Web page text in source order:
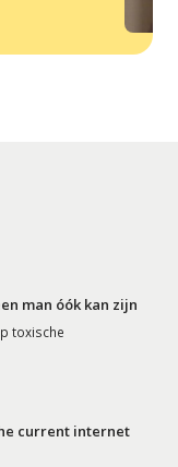
man óók kan zijn
toxische
current internet